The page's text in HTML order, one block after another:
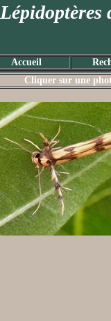
Lépidoptères
Accueil
Cliquer sur une